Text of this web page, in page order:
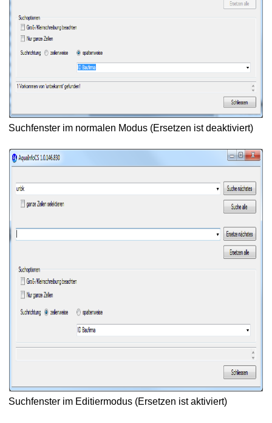
des Formulars Wasserproben
nach Prüfliste
nach Ionenbilanz
Wasserprobe
Parameter
und Export
Suchfenster im normalen Modus (Ersetzen ist deaktiviert)
Suchfenster im Editiermodus (Ersetzen ist aktiviert)